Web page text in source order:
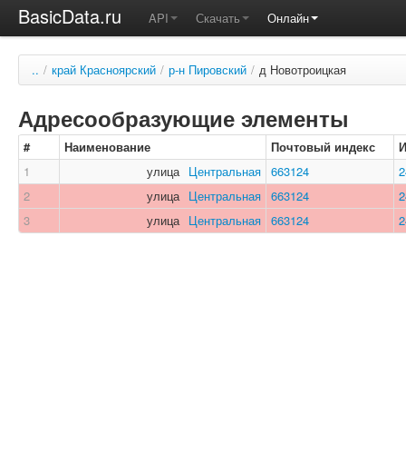
BasicData.ru API Скачать Онлайн
.. / край Красноярский / р-н Пировский / д Новотроицкая
Адресообразующие элементы
# Наименование Почтовый индекс
1
улица Центральная 663124
2
улица Центральная 663124
3
улица Центральная 663124